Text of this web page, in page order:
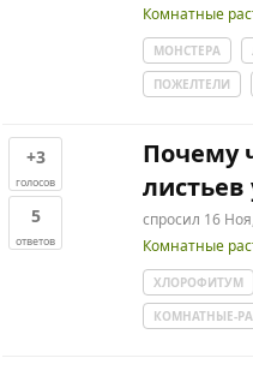
Комнатные
МОНСТЕРА
ПОЖЕЛТЕЛИ
+3
голосов
5
ответов
Почему
спросил 16
Комнатные
ХЛОРОФИТУМ
КОМНАТНЫЕ-